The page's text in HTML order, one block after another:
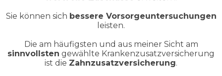
Sie können sich bessere Vorsorgeuntersuchungen
leisten.
Die am häufigsten und aus meiner Sicht am
sinnvollsten gewählte Krankenzusatzversicherung
ist die Zahnzusatzversicherung.